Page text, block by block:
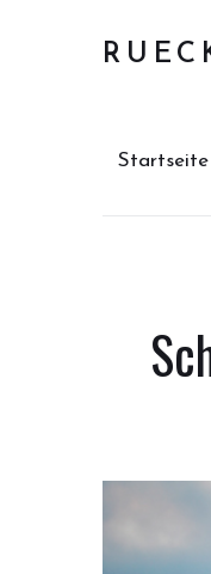
Startseite